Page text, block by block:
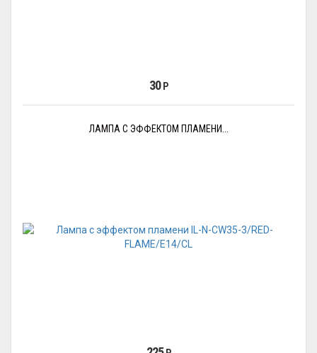
30 Р
ЛАМПА С ЭФФЕКТОМ ПЛАМЕНИ...